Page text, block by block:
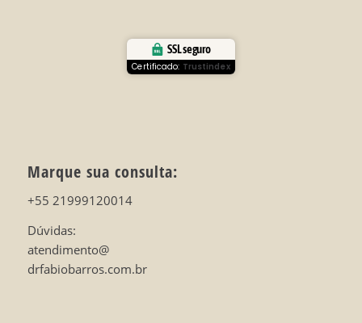
SSL seguro
Certificado: Trustindex
Marque sua consulta:
+55 21999120014
Dúvidas:
atendimento@
drfabiobarros.com.br